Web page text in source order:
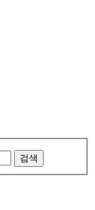
검색